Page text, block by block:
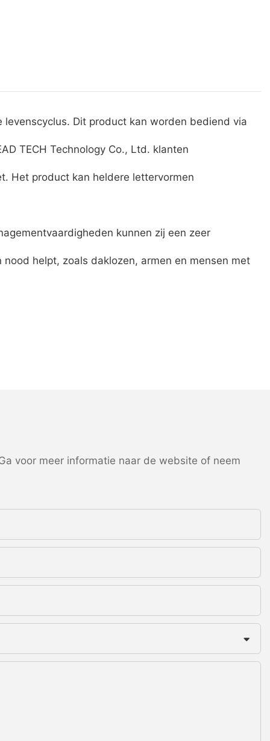
Dit product kan worden bediend via
TECH Technology Co., Ltd. klanten
Het product kan heldere lettervormen
kunnen zij een zeer
helpt, zoals daklozen, armen en mensen met
voor meer informatie naar de website of neem